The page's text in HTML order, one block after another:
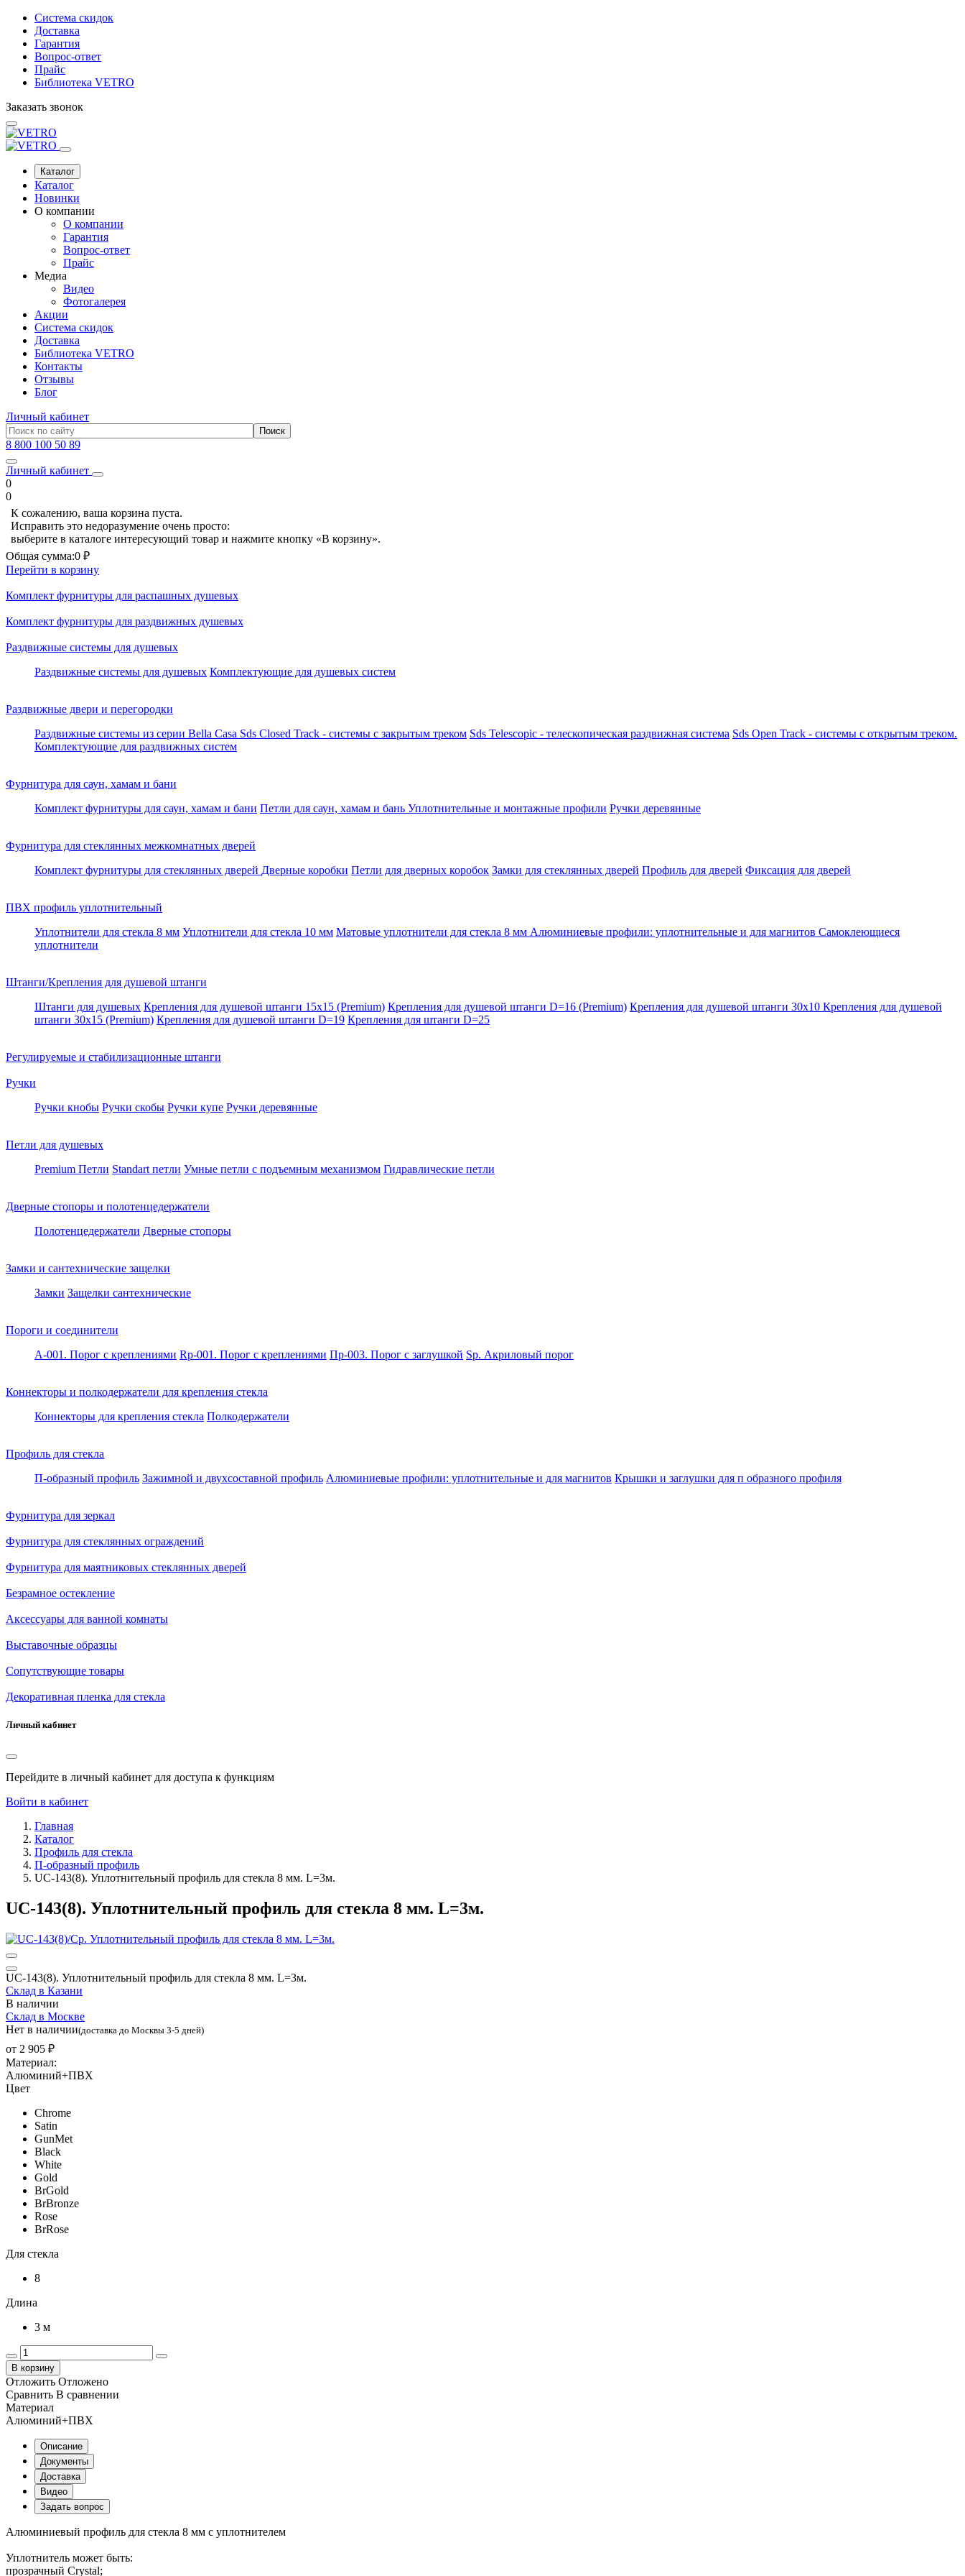
Система скидок
Доставка
Гарантия
Вопрос-ответ
Прайс
Библиотека VETRO
Заказать звонок
Каталог
Каталог
Новинки
О компании
О компании
Гарантия
Вопрос-ответ
Прайс
Медиа
Видео
Фотогалерея
Акции
Система скидок
Доставка
Библиотека VETRO
Контакты
Отзывы
Блог
Личный кабинет
8 800 100 50 89
Личный кабинет
0
0
К сожалению, ваша корзина пуста.
Исправить это недоразумение очень просто:
выберите в каталоге интересующий товар и нажмите кнопку «В корзину».
Общая сумма:0 ₽
Перейти в корзину
Комплект фурнитуры для распашных душевых
Комплект фурнитуры для раздвижных душевых
Раздвижные системы для душевых
Раздвижные системы для душевых Комплектующие для душевых систем
Раздвижные двери и перегородки
Раздвижные системы из серии Bella Casa Sds Closed Track - системы с закрытым треком Sds Telescopic - телескопическая раздвижная система Sds Open Track - системы с открытым треком.
Комплектующие для раздвижных систем
Фурнитура для саун, хамам и бани
Комплект фурнитуры для саун, хамам и бани Петли для саун, хамам и бань Уплотнительные и монтажные профили Ручки деревянные
Фурнитура для стеклянных межкомнатных дверей
Комплект фурнитуры для стеклянных дверей Дверные коробки Петли для дверных коробок Замки для стеклянных дверей Профиль для дверей Фиксация для дверей
ПВХ профиль уплотнительный
Уплотнители для стекла 8 мм Уплотнители для стекла 10 мм Матовые уплотнители для стекла 8 мм Алюминиевые профили: уплотнительные и для магнитов Самоклеющиеся
уплотнители
Штанги/Крепления для душевой штанги
Штанги для душевых Крепления для душевой штанги 15х15 (Premium) Крепления для душевой штанги D=16 (Premium) Крепления для душевой штанги 30x10 Крепления для душевой
штанги 30x15 (Premium) Крепления для душевой штанги D=19 Крепления для штанги D=25
Регулируемые и стабилизационные штанги
Ручки
Ручки кнобы Ручки скобы Ручки купе Ручки деревянные
Петли для душевых
Premium Петли Standart петли Умные петли c подъемным механизмом Гидравлические петли
Дверные стопоры и полотенцедержатели
Полотенцедержатели Дверные стопоры
Замки и сантехнические защелки
Замки Защелки сантехнические
Пороги и соединители
A-001. Порог с креплениями Rp-001. Порог с креплениями Пр-003. Порог с заглушкой Sp. Акриловый порог
Коннекторы и полкодержатели для крепления стекла
Коннекторы для крепления стекла Полкодержатели
Профиль для стекла
П-образный профиль Зажимной и двухсоставной профиль Алюминиевые профили: уплотнительные и для магнитов Крышки и заглушки для п образного профиля
Фурнитура для зеркал
Фурнитура для стеклянных ограждений
Фурнитура для маятниковых стеклянных дверей
Безрамное остекление
Аксессуары для ванной комнаты
Выставочные образцы
Сопутствующие товары
Декоративная пленка для стекла
Личный кабинет
Перейдите в личный кабинет для доступа к функциям
Войти в кабинет
Главная
Каталог
Профиль для стекла
П-образный профиль
UC-143(8). Уплотнительный профиль для стекла 8 мм. L=3м.
UC-143(8). Уплотнительный профиль для стекла 8 мм. L=3м.
UC-143(8). Уплотнительный профиль для стекла 8 мм. L=3м.
Склад в Казани
В наличии
Склад в Москве
Нет в наличии(доставка до Москвы 3-5 дней)
от 2 905 ₽
Материал:
Алюминий+ПВХ
Цвет
Chrome
Satin
GunMet
Black
White
Gold
BrGold
BrBronze
Rose
BrRose
Для стекла
8
Длина
3 м
В корзину
Отложить Отложено
Сравнить В сравнении
Материал
Алюминий+ПВХ
Описание
Документы
Доставка
Видео
Задать вопрос
Алюминиевый профиль для стекла 8 мм с уплотнителем
Уплотнитель может быть:
прозрачный Crystal;